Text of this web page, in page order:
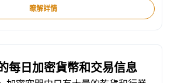
瞭解詳情
每日加密貨幣和交易信息